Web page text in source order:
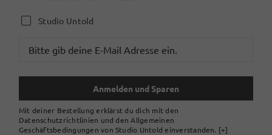
Studio Untold
Anmelden und Sparen
Mit deiner Bestellung erklärst du dich mit den
Datenschutzrichtlinien und den Allgemeinen
Geschäftsbedingungen von Studio Untold einverstanden. [+]